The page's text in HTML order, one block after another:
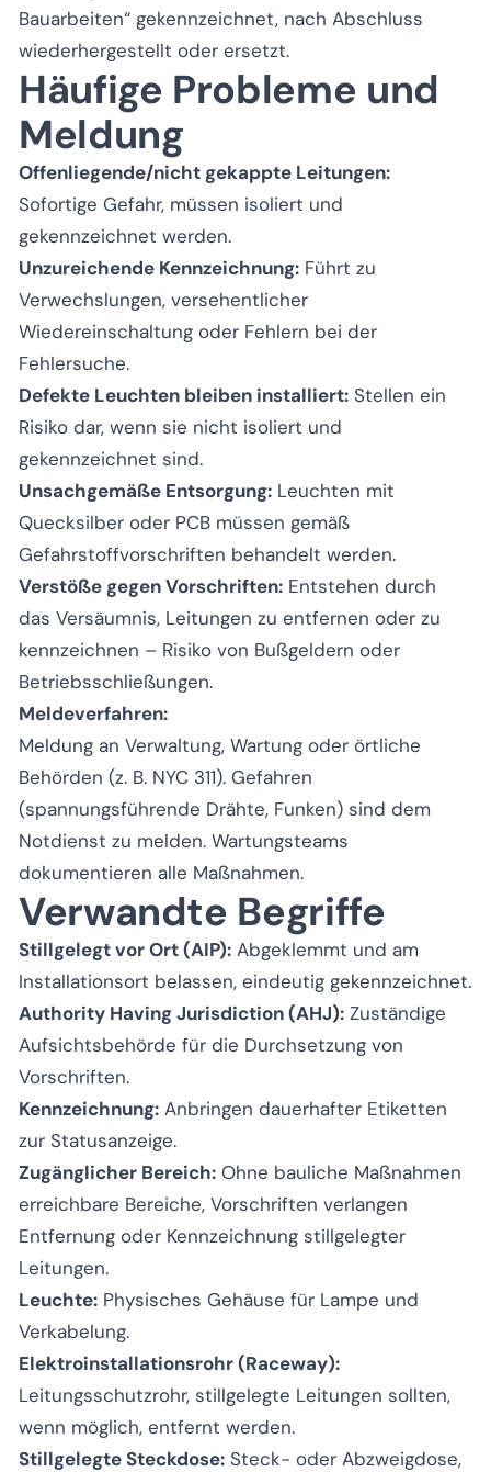
Bauarbeiten“ gekennzeichnet, nach Abschluss
wiederhergestellt oder ersetzt.
Häufige Probleme und
Meldung
Offenliegende/nicht gekappte Leitungen:
Sofortige Gefahr, müssen isoliert und
gekennzeichnet werden.
Unzureichende Kennzeichnung: Führt zu
Verwechslungen, versehentlicher
Wiedereinschaltung oder Fehlern bei der
Fehlersuche.
Defekte Leuchten bleiben installiert: Stellen ein
Risiko dar, wenn sie nicht isoliert und
gekennzeichnet sind.
Unsachgemäße Entsorgung: Leuchten mit
Quecksilber oder PCB müssen gemäß
Gefahrstoffvorschriften behandelt werden.
Verstöße gegen Vorschriften: Entstehen durch
das Versäumnis, Leitungen zu entfernen oder zu
kennzeichnen – Risiko von Bußgeldern oder
Betriebsschließungen.
Meldeverfahren:
Meldung an Verwaltung, Wartung oder örtliche
Behörden (z. B. NYC 311). Gefahren
(spannungsführende Drähte, Funken) sind dem
Notdienst zu melden. Wartungsteams
dokumentieren alle Maßnahmen.
Verwandte Begriffe
Stillgelegt vor Ort (AIP): Abgeklemmt und am
Installationsort belassen, eindeutig gekennzeichnet.
Authority Having Jurisdiction (AHJ): Zuständige
Aufsichtsbehörde für die Durchsetzung von
Vorschriften.
Kennzeichnung: Anbringen dauerhafter Etiketten
zur Statusanzeige.
Zugänglicher Bereich: Ohne bauliche Maßnahmen
erreichbare Bereiche, Vorschriften verlangen
Entfernung oder Kennzeichnung stillgelegter
Leitungen.
Leuchte: Physisches Gehäuse für Lampe und
Verkabelung.
Elektroinstallationsrohr (Raceway):
Leitungsschutzrohr, stillgelegte Leitungen sollten,
wenn möglich, entfernt werden.
Stillgelegte Steckdose: Steck- oder Abzweigdose,